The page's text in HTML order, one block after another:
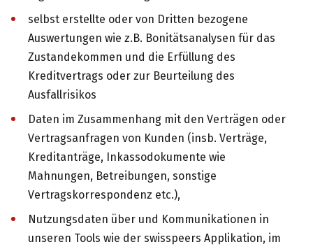
selbst erstellte oder von Dritten bezogene
Auswertungen wie z.B. Bonitätsanalysen für das
Zustandekommen und die Erfüllung des
Kreditvertrags oder zur Beurteilung des
Ausfallrisikos
Daten im Zusammenhang mit den Verträgen oder
Vertragsanfragen von Kunden (insb. Verträge,
Kreditanträge, Inkassodokumente wie
Mahnungen, Betreibungen, sonstige
Vertragskorrespondenz etc.),
Nutzungsdaten über und Kommunikationen in
unseren Tools wie der swisspeers Applikation, im